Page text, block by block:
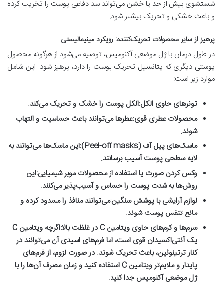
شستشوی بیش از حد یا خشن می‌تواند سد دفاعی پوست را تخریب کرده
و باعث خشکی و تحریک بیشتر شود.
پرهیز از سایر محصولات تحریک‌کننده: رویکرد مینیمالیستی
در طول درمان با ژل موضعی آکنومیس، توصیه می‌شود از هرگونه محصول
پوستی دیگری که پتانسیل تحریک پوست را دارد، پرهیز شود. این شامل
موارد زیر است:
تونرهای حاوی الکل:الکل پوست را خشک و تحریک می‌کند.
محصولات عطری قوی:عطرها می‌توانند باعث حساسیت و التهاب
شوند.
ماسک‌های پیل آف (Peel-off masks):
این ماسک‌ها می‌توانند به
لایه سطحی پوست آسیب برسانند.
وکس کردن صورت یا استفاده از محصولات موبر شیمیایی:این
روش‌ها به شدت پوست را حساس و آسیب‌پذیر می‌کنند.
لوازم آرایشی با پوشش سنگین:می‌توانند منافذ را مسدود کرده و
مانع تنفس پوست شوند.
سرم‌ها و کرم‌های حاوی ویتامین C در غلظت بالا:
اگرچه ویتامین C
یک آنتی‌اکسیدان قوی است، اما فرم‌های اسیدی آن می‌توانند در
کنار ترتینوئین، باعث تحریک شوند. در صورت لزوم، از فرم‌های
پایدار و ملایم‌تر ویتامین C استفاده کنید و زمان مصرف آن‌ها را با
ژل موضعی آکنومیس جدا کنید.